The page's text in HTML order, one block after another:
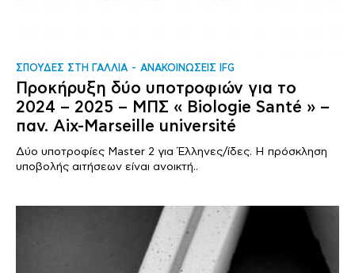
ΣΠΟΥΔΕΣ ΣΤΗ ΓΑΛΛΙΑ ΑΝΑΚΟΙΝΩΣΕΙΣ IFG
Προκήρυξη δύο υποτροφιών για το
2024 – 2025 – ΜΠΣ « Biologie Santé » –
παν. Aix-Marseille université
Δύο υποτροφίες Master 2 για Έλληνες/ίδες. Η πρόσκληση
υποβολής αιτήσεων είναι ανοικτή..